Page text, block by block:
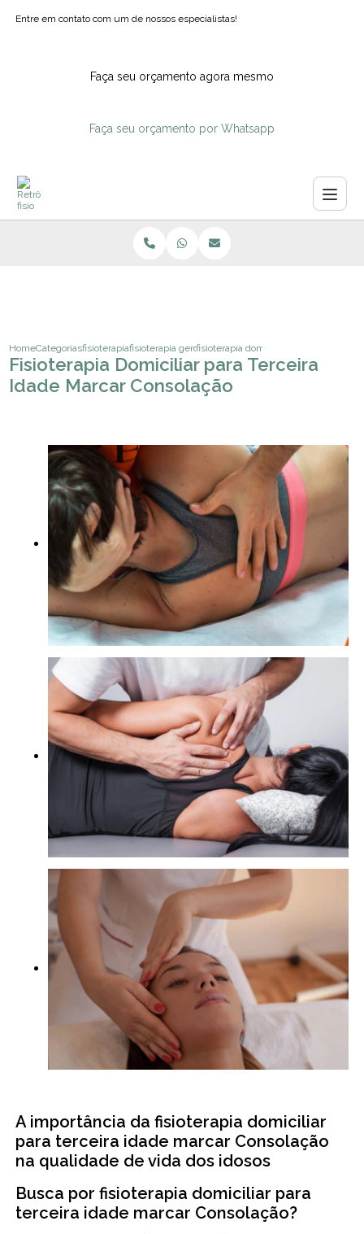
Entre em contato com um de nossos especialistas!
Faça seu orçamento agora mesmo
Faça seu orçamento por Whatsapp
HomeCategoriasfisioterapiafisioterapia gerontologicafisioterapia domiciliar para terceira
Fisioterapia Domiciliar para Terceira
Idade Marcar Consolação
A importância da fisioterapia domiciliar
para terceira idade marcar Consolação
na qualidade de vida dos idosos
Busca por fisioterapia domiciliar para
terceira idade marcar Consolação?